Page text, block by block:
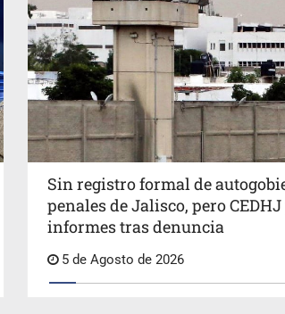
Sin registro formal de
penales de Jalisco, pero
informes tras denuncia
5 de Agosto de 2026